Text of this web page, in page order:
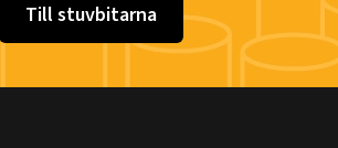
Till stuvbitarna